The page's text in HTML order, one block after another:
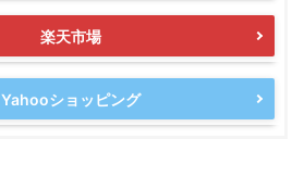
楽天市場
Yahooショッピング